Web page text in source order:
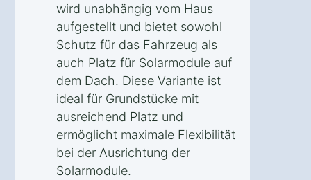
wird unabhängig vom Haus
aufgestellt und bietet sowohl
Schutz für das Fahrzeug als
auch Platz für Solarmodule auf
dem Dach. Diese Variante ist
ideal für Grundstücke mit
ausreichend Platz und
ermöglicht maximale Flexibilität
bei der Ausrichtung der
Solarmodule.